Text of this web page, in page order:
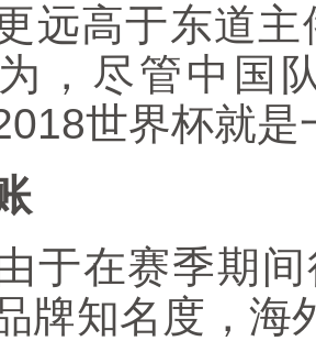
远高于东道
，尽管中国
世界杯就是
于在赛季期
牌知名度，海